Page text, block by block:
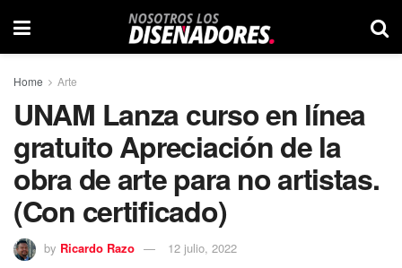
Home Arte
UNAM Lanza curso en línea
gratuito Apreciación de la
obra de arte para no artistas.
(Con certificado)
by Ricardo Razo 12 julio, 2022